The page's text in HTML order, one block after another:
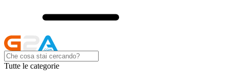
Tutte le categorie